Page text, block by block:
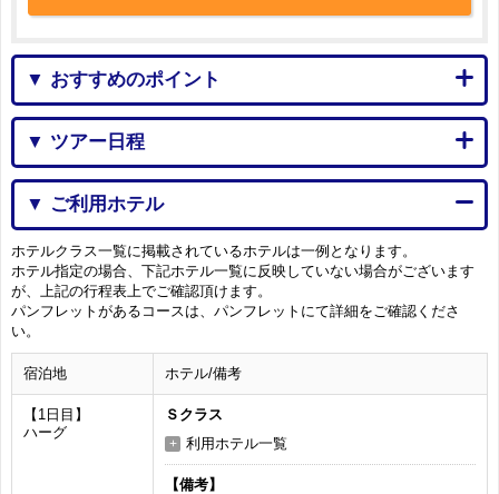
▼ おすすめのポイント
▼ ツアー日程
▼ ご利用ホテル
ホテルクラス一覧に掲載されているホテルは一例となります。
ホテル指定の場合、下記ホテル一覧に反映していない場合がございます
が、上記の行程表上でご確認頂けます。
パンフレットがあるコースは、パンフレットにて詳細をご確認くださ
い。
宿泊地 ホテル/備考
【1日目】
ハーグ
Ｓクラス
利用ホテル一覧
【備考】